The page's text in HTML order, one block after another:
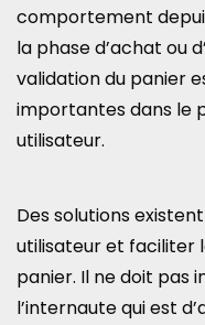
comportement
la phase d’achat ou
validation du panier
importantes dans le
utilisateur.
Des solutions
utilisateur et faciliter
panier. Il ne doit pas
l’internaute qui est